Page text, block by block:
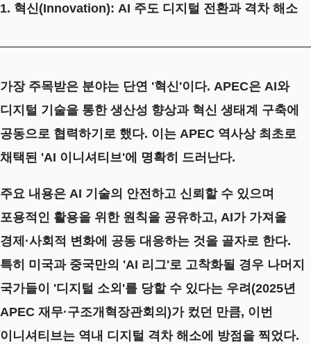
1. 혁신(Innovation): AI 주도 디지털 전환과 격차 해소
가장 주목받은 분야는 단연 '혁신'이다. APEC은 AI와
디지털 기술을 통한 생산성 향상과 혁신 생태계 구축에
공동으로 협력하기로 했다. 이는 APEC 역사상 최초로
채택된 'AI 이니셔티브'에 명확히 드러난다.
주요 내용은 AI 기술의 안전하고 신뢰할 수 있으며
포용적인 활용을 위한 원칙을 공유하고, AI가 가져올
경제·사회적 변화에 공동 대응하는 것을 골자로 한다.
특히 미국과 중국만의 'AI 리그'로 고착화될 경우 나머지
국가들이 '디지털 소외'를 당할 수 있다는 우려(2025년
APEC 재무·구조개혁장관회의)가 컸던 만큼, 이번
이니셔티브는 역내 디지털 격차 해소에 방점을 찍었다.